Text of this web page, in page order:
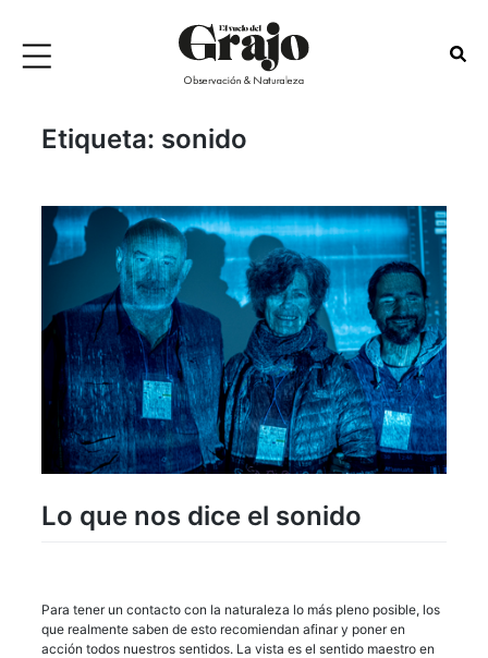
Etiqueta: sonido
Lo que nos dice el sonido
Para tener un contacto con la naturaleza lo más pleno posible, los
que realmente saben de esto recomiendan afinar y poner en
acción todos nuestros sentidos. La vista es el sentido maestro en